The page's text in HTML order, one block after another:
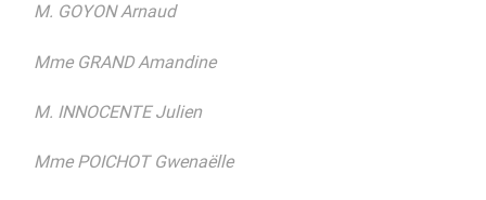
M. GOYON Arnaud
Mme GRAND Amandine
M. INNOCENTE Julien
Mme POICHOT Gwenaëlle